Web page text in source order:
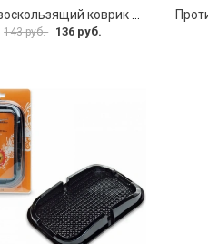
Противоскользящий коврик на панель SKYWAY S00401026
143 руб. 136 руб.